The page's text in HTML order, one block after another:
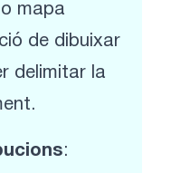
mapa
de dibuixar
delimitar la
: